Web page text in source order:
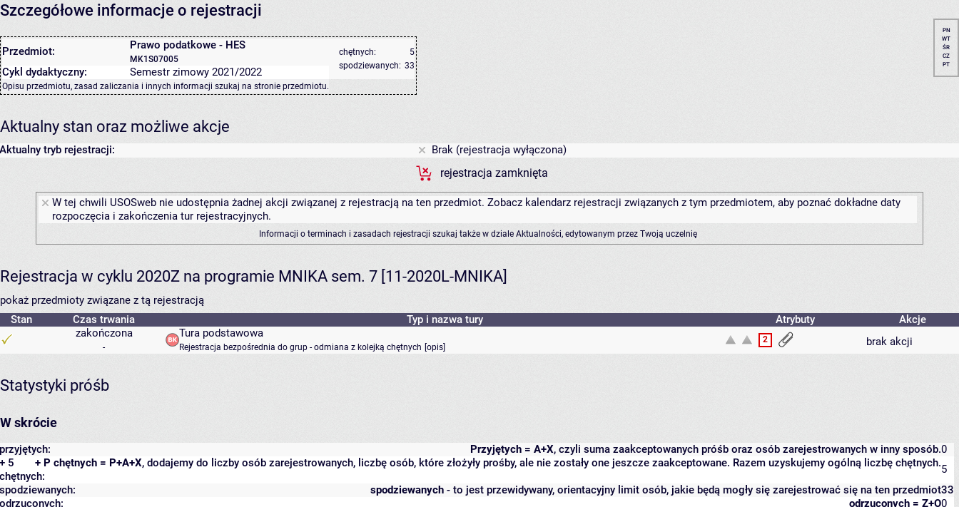
Szczegółowe informacje o rejestracji
Przedmiot: Prawo podatkowe - HES
MK1S07005
chętnych:
5
spodziewanych: 33
Cykl dydaktyczny: Semestr zimowy 2021/2022
Opisu przedmiotu, zasad zaliczania i innych informacji szukaj na stronie przedmiotu.
PN
WT
ŚR
CZ
PT
Aktualny stan oraz możliwe akcje
Aktualny tryb rejestracji:
Brak (rejestracja wyłączona)
rejestracja zamknięta
W tej chwili USOSweb nie udostępnia żadnej akcji związanej z rejestracją na ten przedmiot. Zobacz kalendarz rejestracji związanych z tym przedmiotem, aby poznać dokładne daty
rozpoczęcia i zakończenia tur rejestracyjnych.
Informacji o terminach i zasadach rejestracji szukaj także w dziale Aktualności, edytowanym przez Twoją uczelnię
Rejestracja w cyklu 2020Z na programie MNIKA sem. 7 [11-2020L-MNIKA]
pokaż przedmioty związane z tą rejestracją
Stan
Czas trwania Typ i nazwa tury Atrybuty
Akcje
zakończona
-
Tura podstawowa
Rejestracja bezpośrednia do grup - odmiana z kolejką chętnych [opis]
2 brak akcji
Statystyki próśb
W skrócie
Przyjętych = A+X, czyli suma zaakceptowanych próśb oraz osób zarejestrowanych w inny sposób.
przyjętych:
0
+ P chętnych = P+A+X, dodajemy do liczby osób zarejestrowanych, liczbę osób, które złożyły prośby, ale nie zostały one jeszcze zaakceptowane. Razem uzyskujemy ogólną liczbę chętnych.
+ 5
chętnych:
5
spodziewanych - to jest przewidywany, orientacyjny limit osób, jakie będą mogły się zarejestrować się na ten przedmiot
spodziewanych:
33
odrzuconych = Z+O
odrzuconych: 0